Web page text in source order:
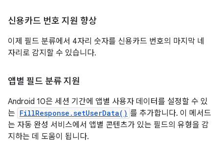
신용카드 번호 지원 향상
이제 필드 분류에서 4자리 숫자를 신용카드 번호의 마지막 네
자리로 감지할 수 있습니다.
앱별 필드 분류 지원
Android 10은 세션 기간에 앱별 사용자 데이터를 설정할 수 있
는 FillResponse.setUserData() 를 추가합니다. 이 메서드
는 자동 완성 서비스에서 앱별 콘텐츠가 있는 필드의 유형을 감
지하는 데 도움이 됩니다.